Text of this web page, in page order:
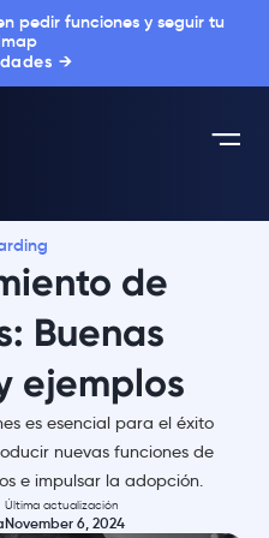
pedir funciones y seguir tu
→
de
Buenas
ejemplos
es esencial para el éxito
nuevas funciones de
e impulsar la adopción.
Última actualización
November 6, 2024